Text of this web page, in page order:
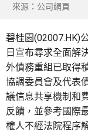
來源：公司網頁
碧桂園(02007.HK)
日宣布尋求全面解
外債務重組已取得
協調委員會及代表
議信息共享機制和
反饋，並參考國際
權人不經法院程序